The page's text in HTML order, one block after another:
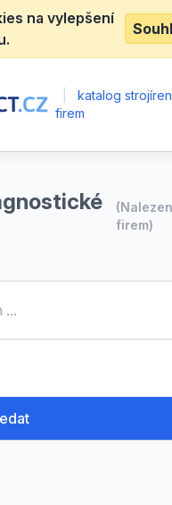
na vylepšení
katalog
firem
firem)